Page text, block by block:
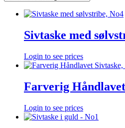
Sivtaske med
Login to see prices
Farverig
Login to see prices